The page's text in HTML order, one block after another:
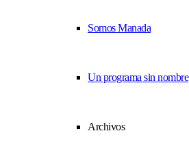
Somos Manada
Un programa sin nombre
Archivos